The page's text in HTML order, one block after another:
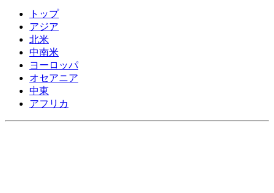
トップ
アジア
北米
中南米
ヨーロッパ
オセアニア
中東
アフリカ